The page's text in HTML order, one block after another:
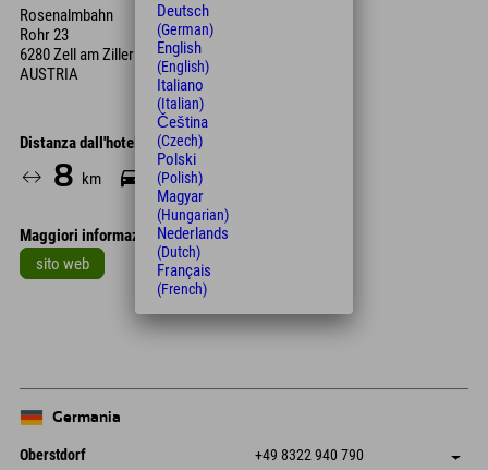
Rosenalmbahn
Rohr 23
6280 Zell am Ziller
AUSTRIA
Distanza dall'hotel
8 km 8 Min.
Maggiori informazioni
sito web
Leaflet
Germania
Oberstdorf +49 8322 940 790
Deutsch
(German)
English
(English)
Italiano
(Italian)
Čeština
(Czech)
Polski
(Polish)
Magyar
(Hungarian)
Nederlands
(Dutch)
Français
(French)